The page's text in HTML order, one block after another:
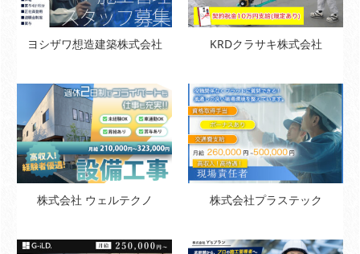
ヨシザワ想造建築株式会社 KRDクラサキ株式会社
株式会社 ウェルテクノ 株式会社プラステック